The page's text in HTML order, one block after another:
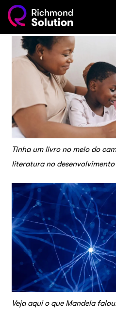
Tinha um livro no meio do
literatura no
Veja aqui o que Mandela